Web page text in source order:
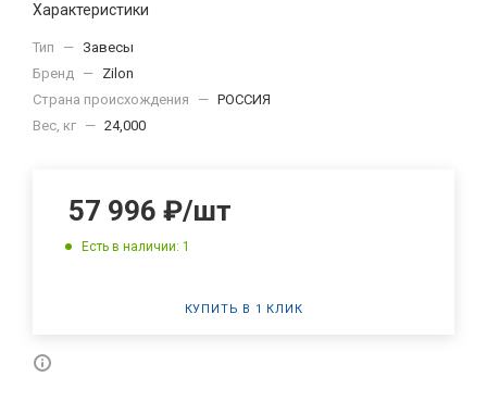
Характеристики
Тип — Завесы
Бренд — Zilon
Страна происхождения
— РОССИЯ
Вес, кг — 24,000
57 996 ₽/шт
Есть в наличии: 1
КУПИТЬ В 1 КЛИК